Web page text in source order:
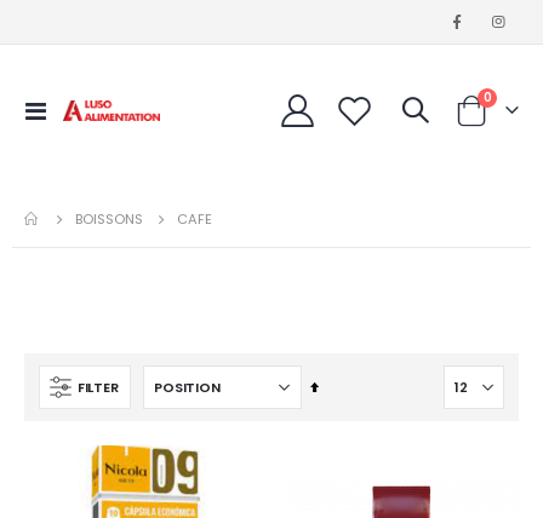
Affichage
Cart
0articles
BOISSONS CAFE
FILTER
Par